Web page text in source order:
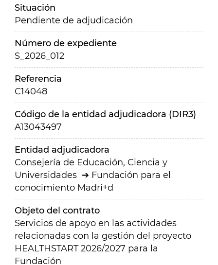
Situación
Pendiente de adjudicación
Número de expediente
S_2026_012
Referencia
C14048
Código de la entidad adjudicadora (DIR3)
A13043497
Entidad adjudicadora
Consejería de Educación, Ciencia y
Universidades
Fundación para el
conocimiento Madri+d
Objeto del contrato
Servicios de apoyo en las actividades
relacionadas con la gestión del proyecto
HEALTHSTART 2026/2027 para la
Fundación